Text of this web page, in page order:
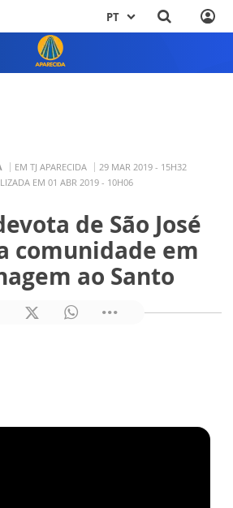
PT
EM TJ APARECIDA
29 MAR 2019 - 15H32
EM 01 ABR 2019 - 10H06
de São José
comunidade em
ao Santo